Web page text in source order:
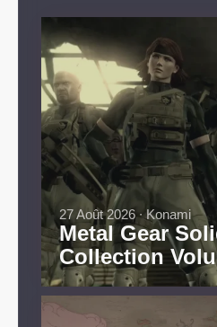
Metal Gear
Collection
27 Août 2026 ∙ Konami